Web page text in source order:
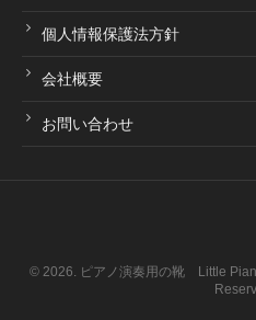
個人情報保護法方針
会社概要
お問い合わせ
© 2026. ピアノ演奏用の靴 Little